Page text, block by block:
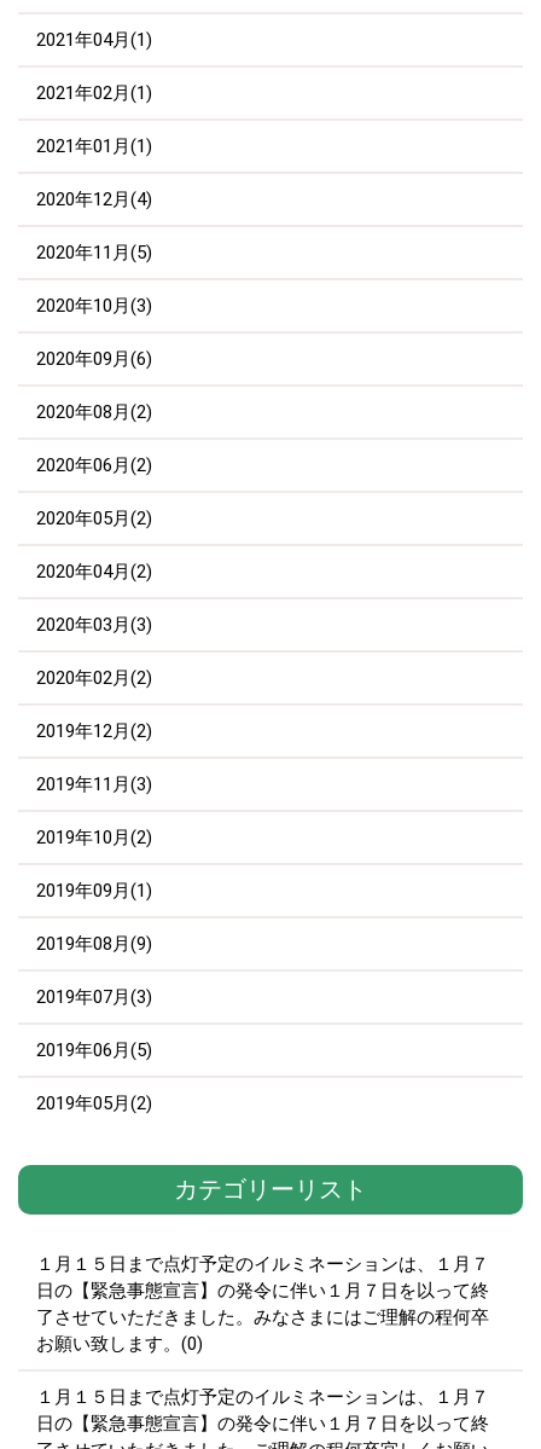
2021年04月(1)
2021年02月(1)
2021年01月(1)
2020年12月(4)
2020年11月(5)
2020年10月(3)
2020年09月(6)
2020年08月(2)
2020年06月(2)
2020年05月(2)
2020年04月(2)
2020年03月(3)
2020年02月(2)
2019年12月(2)
2019年11月(3)
2019年10月(2)
2019年09月(1)
2019年08月(9)
2019年07月(3)
2019年06月(5)
2019年05月(2)
カテゴリーリスト
１月１５日まで点灯予定のイルミネーションは、１月７
日の【緊急事態宣言】の発令に伴い１月７日を以って終
了させていただきました。みなさまにはご理解の程何卒
お願い致します。(0)
１月１５日まで点灯予定のイルミネーションは、１月７
日の【緊急事態宣言】の発令に伴い１月７日を以って終